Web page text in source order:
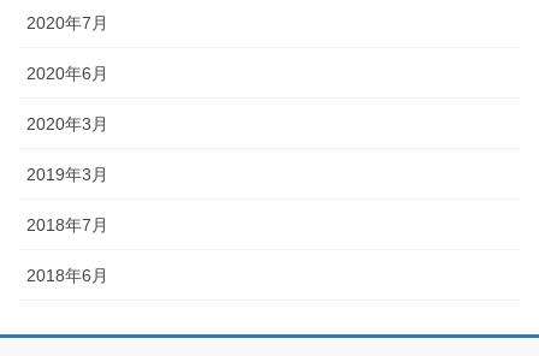
2020年7月
2020年6月
2020年3月
2019年3月
2018年7月
2018年6月